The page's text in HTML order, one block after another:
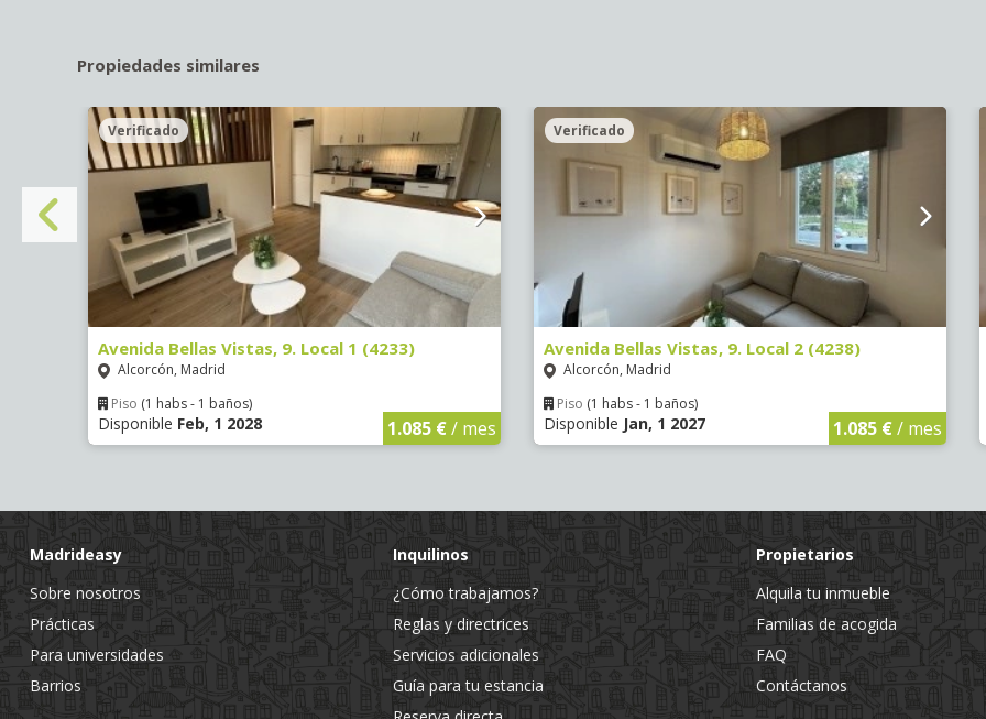
Propiedades similares
Verificado
Avenida Bellas Vistas, 9. Local 1 (4233)
Alcorcón, Madrid
Piso (1 habs - 1 baños)
Disponible Feb, 1 2028 1.085 €/ mes
Verificado
Avenida Bellas Vistas, 9. Local 2 (4238)
Alcorcón, Madrid
Piso (1 habs - 1 baños)
Disponible Jan, 1 2027 1.085 €/ mes
Madrideasy
Sobre nosotros
Prácticas
Para universidades
Barrios
Inquilinos
¿Cómo trabajamos?
Reglas y directrices
Servicios adicionales
Guía para tu estancia
Propietarios
Alquila tu inmueble
Familias de acogida
FAQ
Contáctanos